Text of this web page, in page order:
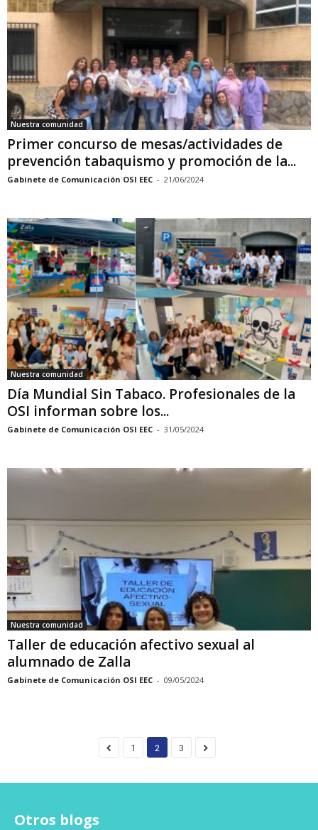
Nuestra comunidad
Primer concurso de mesas/actividades de
prevención tabaquismo y promoción de la...
Gabinete de Comunicación OSI EEC - 21/06/2024
Nuestra comunidad
Día Mundial Sin Tabaco. Profesionales de la
OSI informan sobre los...
Gabinete de Comunicación OSI EEC - 31/05/2024
Nuestra comunidad
Taller de educación afectivo sexual al
alumnado de Zalla
Gabinete de Comunicación OSI EEC - 09/05/2024
1 2 3
Otros blogs